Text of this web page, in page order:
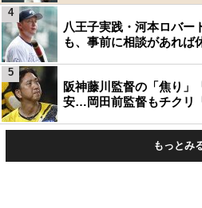
八王子実践・河本ロバー
も、事前に相談があれば
4
阪神藤川監督の「焦り」
安…岡田前監督もチクリ
5
もっとみ